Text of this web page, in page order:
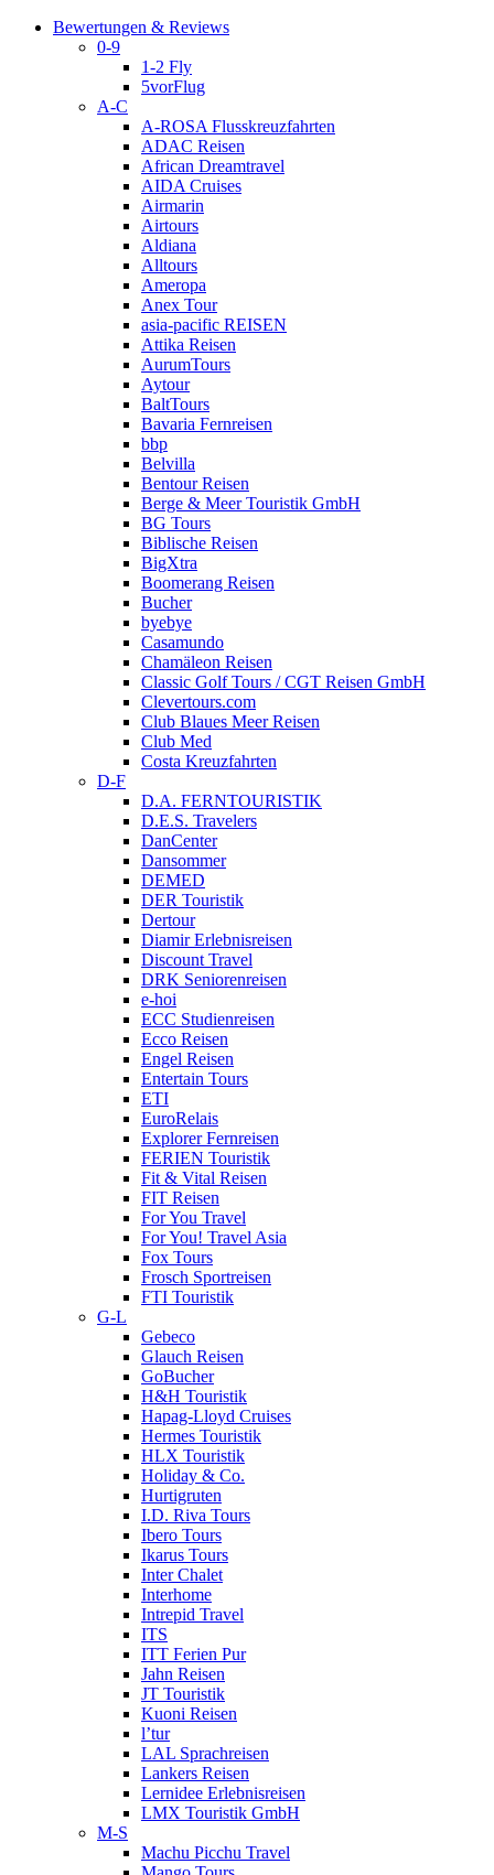
Bewertungen & Reviews
0-9
1-2 Fly
5vorFlug
A-C
A-ROSA Flusskreuzfahrten
ADAC Reisen
African Dreamtravel
AIDA Cruises
Airmarin
Airtours
Aldiana
Alltours
Ameropa
Anex Tour
asia-pacific REISEN
Attika Reisen
AurumTours
Aytour
BaltTours
Bavaria Fernreisen
bbp
Belvilla
Bentour Reisen
Berge & Meer Touristik GmbH
BG Tours
Biblische Reisen
BigXtra
Boomerang Reisen
Bucher
byebye
Casamundo
Chamäleon Reisen
Classic Golf Tours / CGT Reisen GmbH
Clevertours.com
Club Blaues Meer Reisen
Club Med
Costa Kreuzfahrten
D-F
D.A. FERNTOURISTIK
D.E.S. Travelers
DanCenter
Dansommer
DEMED
DER Touristik
Dertour
Diamir Erlebnisreisen
Discount Travel
DRK Seniorenreisen
e-hoi
ECC Studienreisen
Ecco Reisen
Engel Reisen
Entertain Tours
ETI
EuroRelais
Explorer Fernreisen
FERIEN Touristik
Fit & Vital Reisen
FIT Reisen
For You Travel
For You! Travel Asia
Fox Tours
Frosch Sportreisen
FTI Touristik
G-L
Gebeco
Glauch Reisen
GoBucher
H&H Touristik
Hapag-Lloyd Cruises
Hermes Touristik
HLX Touristik
Holiday & Co.
Hurtigruten
I.D. Riva Tours
Ibero Tours
Ikarus Tours
Inter Chalet
Interhome
Intrepid Travel
ITS
ITT Ferien Pur
Jahn Reisen
JT Touristik
Kuoni Reisen
l’tur
LAL Sprachreisen
Lankers Reisen
Lernidee Erlebnisreisen
LMX Touristik GmbH
M-S
Machu Picchu Travel